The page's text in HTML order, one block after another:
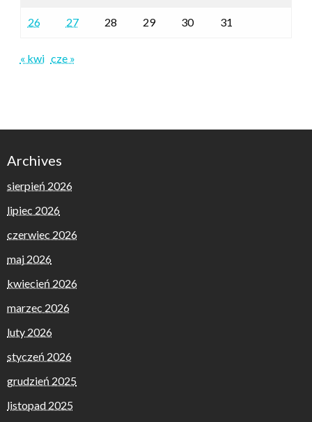
26 27 28 29 30 31
« kwi cze »
Archives
sierpień 2026
lipiec 2026
czerwiec 2026
maj 2026
kwiecień 2026
marzec 2026
luty 2026
styczeń 2026
grudzień 2025
listopad 2025